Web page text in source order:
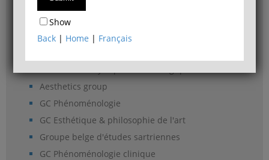
Access & maps
Philosophy Department Library
Aesthetics group
GC Phénoménologie
GC Esthétique & philosophie de l'art
Groupe belge d'études sartriennes
GC Phénoménologie clinique
Show
Back | Home | Français